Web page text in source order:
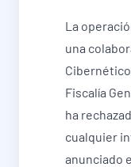
La
una
Cibernético
Fiscalía
ha
cualquier
anunciado